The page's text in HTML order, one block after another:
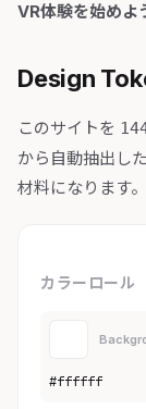
VR体験を始めよ
Design
このサイトを
から自動抽出し
材料になります。
カラーロール
#ffffff